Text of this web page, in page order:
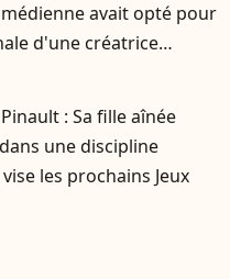
avait opté pour
d'une créatrice
: Sa fille aînée
une discipline
les prochains Jeux